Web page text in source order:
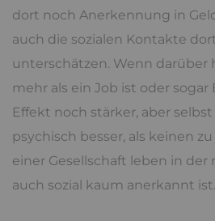
dort noch Anerkennung in
auch die sozialen Kontakte
unterschätzen. Wenn darüber
mehr als ein Job ist oder
Effekt noch stärker, aber
psychisch besser, als keinen
einer Gesellschaft leben in der
auch sozial kaum anerkannt ist.